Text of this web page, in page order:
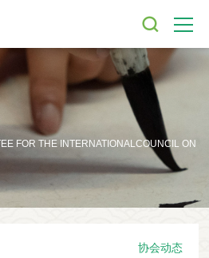
FOR THE INTERNATIONALCOUNCIL ON
协会动态